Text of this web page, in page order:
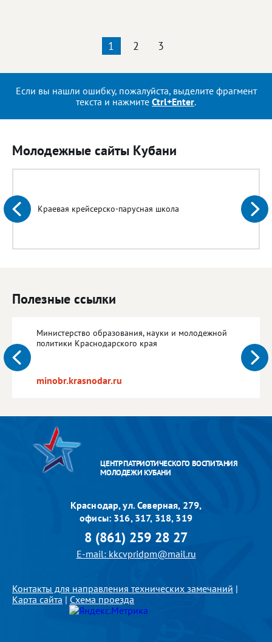
1 2 3
Если вы нашли ошибку, пожалуйста, выделите фрагмент
текста и нажмите Ctrl+Enter.
Молодежные сайты Кубани
Краевая крейсерско-парусная школа
Полезные ссылки
Министерство образования, науки и молодежной
политики Краснодарского края
minobr.krasnodar.ru
ЦЕНТР ПАТРИОТИЧЕСКОГО ВОСПИТАНИЯ
МОЛОДЕЖИ КУБАНИ
Краснодар, ул. Северная, 279,
офисы: 316, 317, 318, 319
8 (861) 259 28 27
E-mail: kkcvpridpm@mail.ru
Контакты для направления технических замечаний |
Карта сайта | Схема проезда